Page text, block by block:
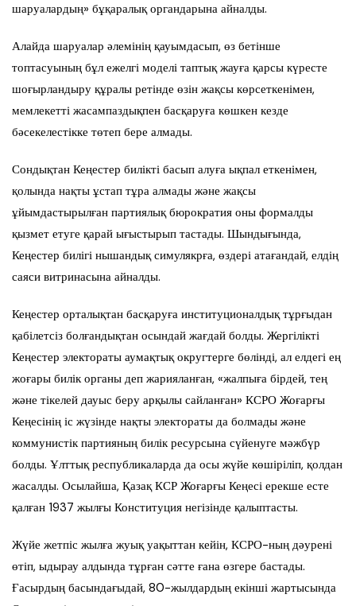
шаруалардың» бұқаралық органдарына айналды.
Алайда шаруалар әлемінің қауымдасып, өз бетінше
топтасуының бұл ежелгі моделі таптық жауға қарсы күресте
шоғырландыру құралы ретінде өзін жақсы көрсеткенімен,
мемлекетті жасампаздықпен басқаруға көшкен кезде
бәсекелестікке төтеп бере алмады.
Сондықтан Кеңестер билікті басып алуға ықпал еткенімен,
қолында нақты ұстап тұра алмады және жақсы
ұйымдастырылған партиялық бюрократия оны формалды
қызмет етуге қарай ығыстырып тастады. Шындығында,
Кеңестер билігі нышандық симулякрға, өздері атағандай, елдің
саяси витринасына айналды.
Кеңестер орталықтан басқаруға институционалдық тұрғыдан
қабілетсіз болғандықтан осындай жағдай болды. Жергілікті
Кеңестер электораты аумақтық округтерге бөлінді, ал елдегі ең
жоғары билік органы деп жарияланған, «жалпыға бірдей, тең
және тікелей дауыс беру арқылы сайланған» КСРО Жоғарғы
Кеңесінің іс жүзінде нақты электораты да болмады және
коммунистік партияның билік ресурсына сүйенуге мәжбүр
болды. Ұлттық республикаларда да осы жүйе көшіріліп, қолдан
жасалды. Осылайша, Қазақ КСР Жоғарғы Кеңесі ерекше есте
қалған 1937 жылғы Конституция негізінде қалыптасты.
Жүйе жетпіс жылға жуық уақыттан кейін, КСРО-ның дәурені
өтіп, ыдырау алдында тұрған сәтте ғана өзгере бастады.
Ғасырдың басындағыдай, 80-жылдардың екінші жартысында